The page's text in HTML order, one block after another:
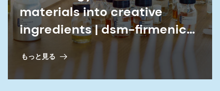
materials into creative
ingredients | dsm-firmenich
Perfumery & Beauty
もっと見る